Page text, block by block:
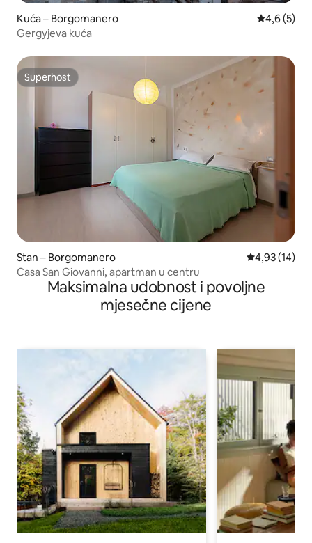
Kuća – Borgomanero Prosječna
4,6 (5)
Gergyjeva kuća
Superhost
Superhost
Stan – Borgomanero Prosječna
4,93 (14)
Casa San Giovanni, apartman u centru
Maksimalna udobnost i povoljne
mjesečne cijene